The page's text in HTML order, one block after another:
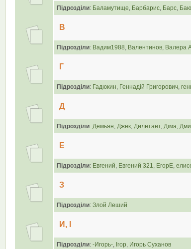
Підрозділи: Баламутище, Барбарис, Барс,
В
Підрозділи: Вадим1988, Валентинов, Валера
Г
Підрозділи: Гадюкин, Геннадій Григорович,
Д
Підрозділи: Демьян, Джек, Дилетант, Діма,
Е
Підрозділи: Евгений, Евгений 321, ЕгорЕ,
З
Підрозділи: Злой Леший
И, І
Підрозділи: -Игорь-, Ігор, Игорь Суханов